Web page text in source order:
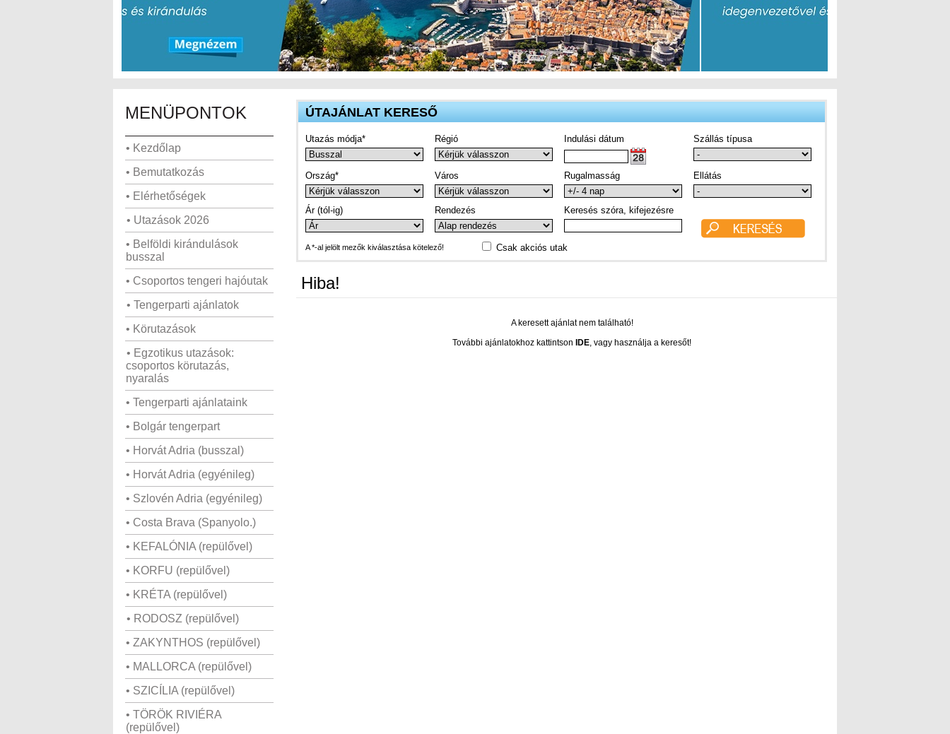
MENÜPONTOK
• Kezdőlap
• Bemutatkozás
• Elérhetőségek
• Utazások 2026
• Belföldi kirándulások
busszal
• Csoportos tengeri hajóutak
• Tengerparti ajánlatok
• Körutazások
• Egzotikus utazások:
csoportos körutazás,
nyaralás
• Tengerparti ajánlataink
• Bolgár tengerpart
• Horvát Adria (busszal)
• Horvát Adria (egyénileg)
• Szlovén Adria (egyénileg)
• Costa Brava (Spanyolo.)
• KEFALÓNIA (repülővel)
• KORFU (repülővel)
• KRÉTA (repülővel)
• RODOSZ (repülővel)
• ZAKYNTHOS (repülővel)
• MALLORCA (repülővel)
• SZICÍLIA (repülővel)
• TÖRÖK RIVIÉRA
(repülővel)
ÚTAJÁNLAT KERESŐ
Utazás módja* Régió Indulási dátum Szállás típusa
Ország* Város Rugalmasság Ellátás
Ár (tól-ig) Rendezés Keresés szóra, kifejezésre
A *-al jelölt mezők kiválasztása kötelező! Csak akciós utak
Hiba!
A keresett ajánlat nem található!
További ajánlatokhoz kattintson
IDE, vagy használja a keresőt!